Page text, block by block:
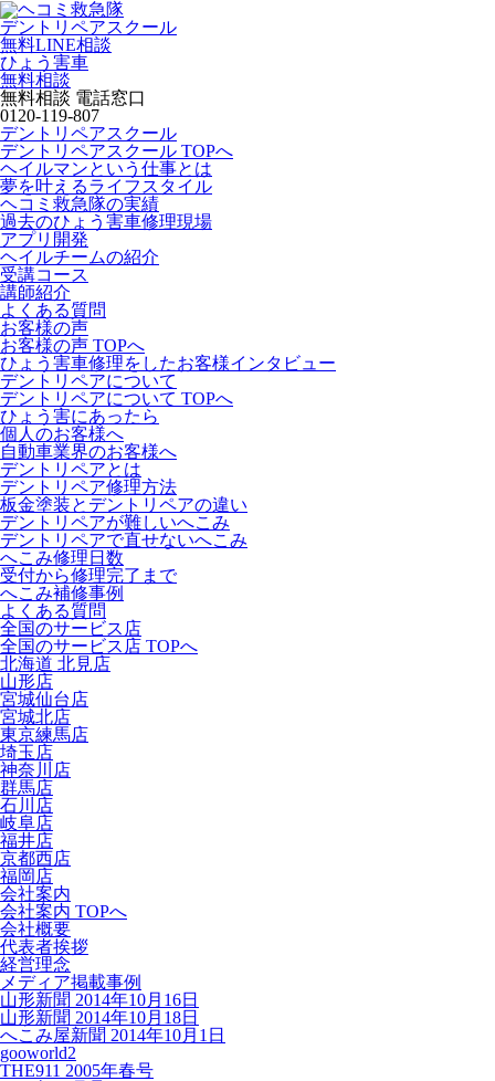
デントリペアスクール
無料LINE相談
ひょう害車
無料相談
無料相談 電話窓口
0120-119-807
デントリペアスクール
デントリペアスクール TOPへ
ヘイルマンという仕事とは
夢を叶えるライフスタイル
ヘコミ救急隊の実績
過去のひょう害車修理現場
アプリ開発
ヘイルチームの紹介
受講コース
講師紹介
よくある質問
お客様の声
お客様の声 TOPへ
ひょう害車修理をしたお客様インタビュー
デントリペアについて
デントリペアについて TOPへ
ひょう害にあったら
個人のお客様へ
自動車業界のお客様へ
デントリペアとは
デントリペア修理方法
板金塗装とデントリペアの違い
デントリペアが難しいへこみ
デントリペアで直せないへこみ
へこみ修理日数
受付から修理完了まで
へこみ補修事例
よくある質問
全国のサービス店
全国のサービス店 TOPへ
北海道 北見店
山形店
宮城仙台店
宮城北店
東京練馬店
埼玉店
神奈川店
群馬店
石川店
岐阜店
福井店
京都西店
福岡店
会社案内
会社案内 TOPへ
会社概要
代表者挨拶
経営理念
メディア掲載事例
山形新聞 2014年10月16日
山形新聞 2014年10月18日
へこみ屋新聞 2014年10月1日
gooworld2
THE911 2005年春号